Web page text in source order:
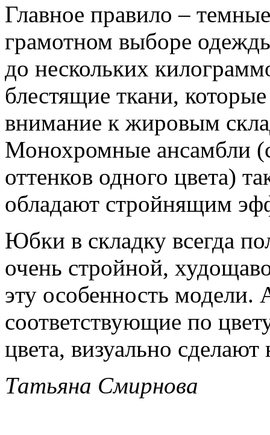
Главное правило –
грамотном выборе
до нескольких
блестящие ткани,
внимание к жировым
Монохромные ансамбли
оттенков одного цвета)
обладают стройнящим
Юбки в складку всегда
очень стройной,
эту особенность
соответствующие по
цвета, визуально
Татьяна Смирнова